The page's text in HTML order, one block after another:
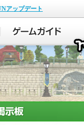
アップデート